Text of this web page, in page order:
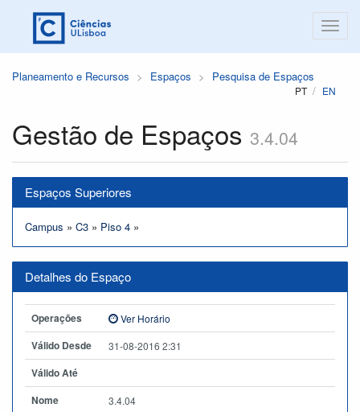
Planeamento e Recursos Espaços Pesquisa de Espaços
PT EN
Gestão de Espaços 3.4.04
Espaços Superiores
Campus » C3 » Piso 4 »
Detalhes do Espaço
Operações Ver Horário
Válido Desde 31-08-2016 2:31
Válido Até
Nome
3.4.04